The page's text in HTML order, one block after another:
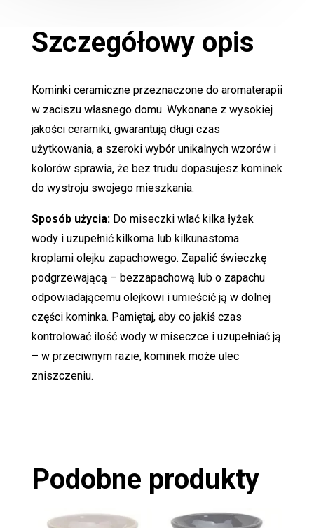
Szczegółowy opis
Kominki ceramiczne przeznaczone do aromaterapii
w zaciszu własnego domu. Wykonane z wysokiej
jakości ceramiki, gwarantują długi czas
użytkowania, a szeroki wybór unikalnych wzorów i
kolorów sprawia, że bez trudu dopasujesz kominek
do wystroju swojego mieszkania.
Sposób użycia: Do miseczki wlać kilka łyżek
wody i uzupełnić kilkoma lub kilkunastoma
kroplami olejku zapachowego. Zapalić świeczkę
podgrzewającą – bezzapachową lub o zapachu
odpowiadającemu olejkowi i umieścić ją w dolnej
części kominka. Pamiętaj, aby co jakiś czas
kontrolować ilość wody w miseczce i uzupełniać ją
– w przeciwnym razie, kominek może ulec
zniszczeniu.
Podobne produkty